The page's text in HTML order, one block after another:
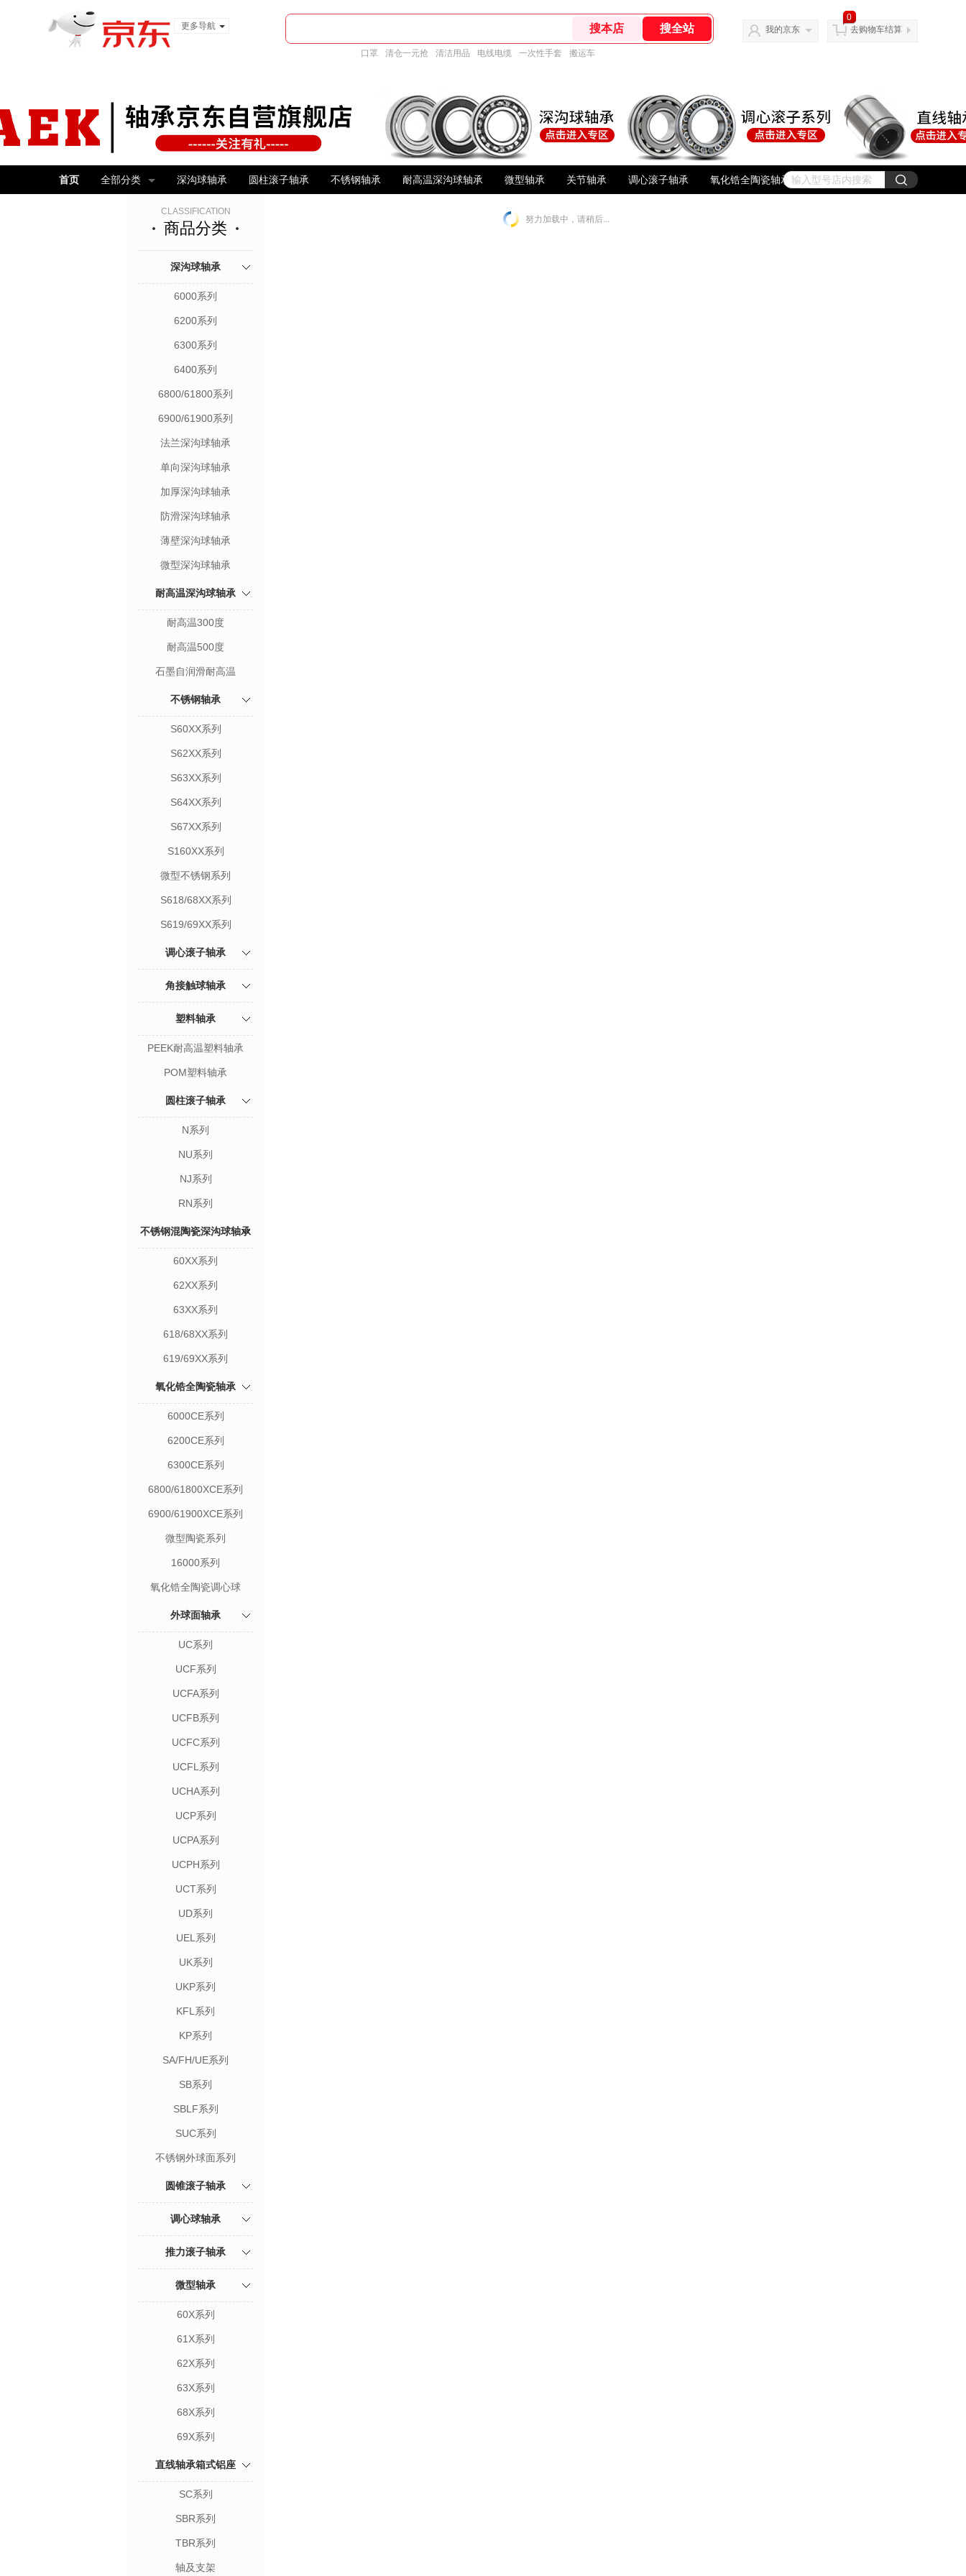
更多导航
口罩 清仓一元抢 清洁用品 电线电缆 一次性手套 搬运车
我的京东
0
去购物车结算
首页 全部分类 深沟球轴承 圆柱滚子轴承 不锈钢轴承 耐高温深沟球轴承 微型轴承 关节轴承 调心滚子轴承 氧化锆全陶瓷轴承
CLASSIFICATION
商品分类
深沟球轴承
6000系列
6200系列
6300系列
6400系列
6800/61800系列
6900/61900系列
法兰深沟球轴承
单向深沟球轴承
加厚深沟球轴承
防滑深沟球轴承
薄壁深沟球轴承
微型深沟球轴承
耐高温深沟球轴承
耐高温300度
耐高温500度
石墨自润滑耐高温
不锈钢轴承
S60XX系列
S62XX系列
S63XX系列
S64XX系列
S67XX系列
S160XX系列
微型不锈钢系列
S618/68XX系列
S619/69XX系列
调心滚子轴承
角接触球轴承
塑料轴承
PEEK耐高温塑料轴承
POM塑料轴承
圆柱滚子轴承
N系列
NU系列
NJ系列
RN系列
不锈钢混陶瓷深沟球轴承
60XX系列
62XX系列
63XX系列
618/68XX系列
619/69XX系列
氧化锆全陶瓷轴承
6000CE系列
6200CE系列
6300CE系列
6800/61800XCE系列
6900/61900XCE系列
微型陶瓷系列
16000系列
氧化锆全陶瓷调心球
外球面轴承
UC系列
UCF系列
UCFA系列
UCFB系列
UCFC系列
UCFL系列
UCHA系列
UCP系列
UCPA系列
UCPH系列
UCT系列
UD系列
UEL系列
UK系列
UKP系列
KFL系列
KP系列
SA/FH/UE系列
SB系列
SBLF系列
SUC系列
不锈钢外球面系列
圆锥滚子轴承
调心球轴承
推力滚子轴承
微型轴承
60X系列
61X系列
62X系列
63X系列
68X系列
69X系列
直线轴承箱式铝座
SC系列
SBR系列
TBR系列
轴及支架
努力加载中，请稍后...